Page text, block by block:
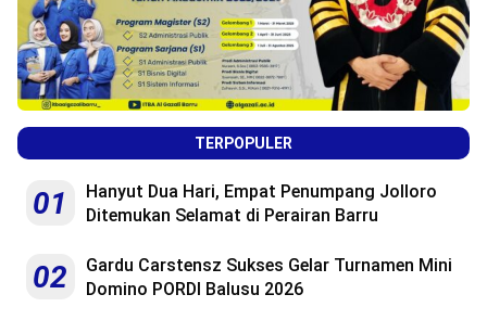
TERPOPULER
01
Hanyut Dua Hari, Empat Penumpang Jolloro
Ditemukan Selamat di Perairan Barru
02
Gardu Carstensz Sukses Gelar Turnamen Mini
Domino PORDI Balusu 2026